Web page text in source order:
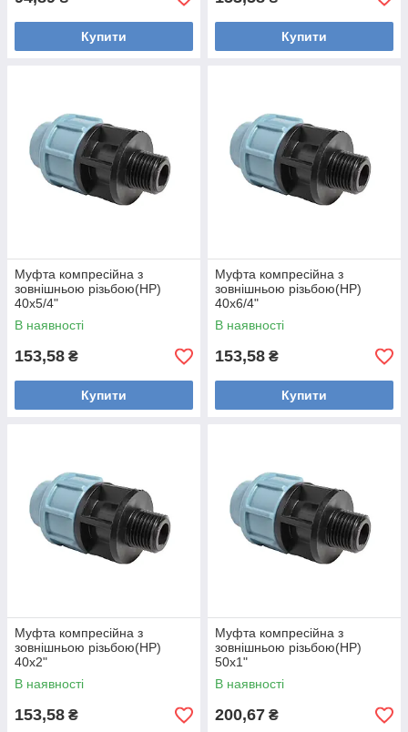
Купити Купити
Муфта компресійна з
зовнішньою різьбою(НР)
40х5/4"
В наявності
153,58 ₴
Купити
Муфта компресійна з
зовнішньою різьбою(НР)
40х6/4"
В наявності
153,58 ₴
Купити
Муфта компресійна з
зовнішньою різьбою(НР)
40х2"
В наявності
153,58 ₴
Муфта компресійна з
зовнішньою різьбою(НР)
50х1"
В наявності
200,67 ₴